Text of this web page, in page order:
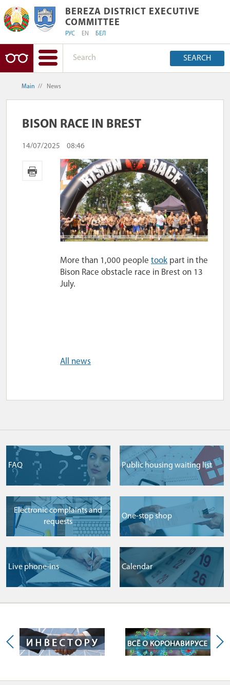
BEREZA DISTRICT EXECUTIVE
BEREZA DISTRICT EXECUTIVE
COMMITTEE
РУС EN БЕЛ
SEARCH
Main // News
BISON RACE IN BREST
14/07/2025 08:46
More than 1,000 people took part in the
Bison Race obstacle race in Brest on 13
July.
All news
FAQ Public housing waiting list
Electronic complaints and
requests
One-stop shop
Live phone-ins Сalendar